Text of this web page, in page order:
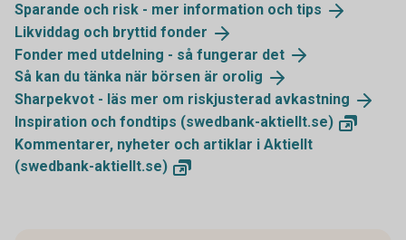
Sparande och risk - mer information och tips
Likviddag och bryttid fonder
Fonder med utdelning - så fungerar det
Så kan du tänka när börsen är orolig
Sharpekvot - läs mer om riskjusterad avkastning
Inspiration och fondtips (swedbank-aktiellt.se)
Kommentarer, nyheter och artiklar i Aktiellt
(swedbank-aktiellt.se)